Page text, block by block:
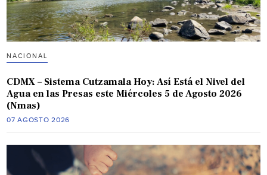
NACIONAL
CDMX – Sistema Cutzamala Hoy: Así Está el Nivel del
Agua en las Presas este Miércoles 5 de Agosto 2026
(Nmas)
07 AGOSTO 2026